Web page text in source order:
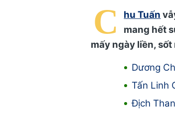
C hu Tuấn
mang hết
mấy ngày liền,
Dương
Tấn Linh
Địch